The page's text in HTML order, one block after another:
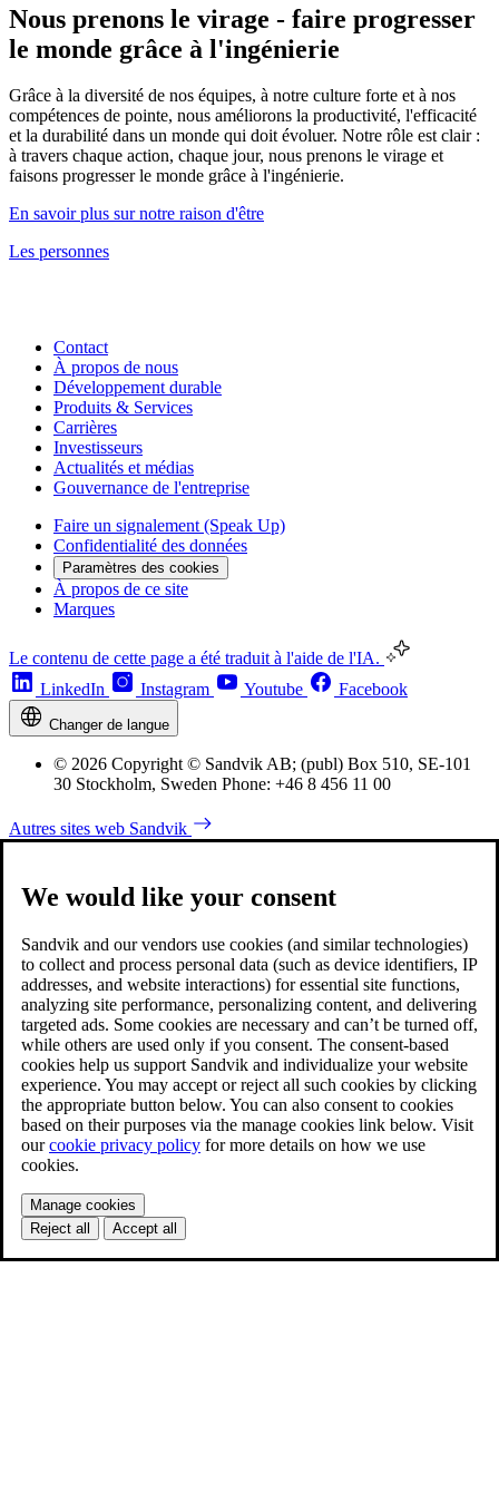
Nous prenons le virage - faire progresser
le monde grâce à l'ingénierie
Grâce à la diversité de nos équipes, à notre culture forte et à nos
compétences de pointe, nous améliorons la productivité, l'efficacité
et la durabilité dans un monde qui doit évoluer. Notre rôle est clair :
à travers chaque action, chaque jour, nous prenons le virage et
faisons progresser le monde grâce à l'ingénierie.
En savoir plus sur notre raison d'être
Les personnes
Contact
À propos de nous
Développement durable
Produits & Services
Carrières
Investisseurs
Actualités et médias
Gouvernance de l'entreprise
Faire un signalement (Speak Up)
Confidentialité des données
Paramètres des cookies
À propos de ce site
Marques
Le contenu de cette page a été traduit à l'aide de l'IA.
LinkedIn
Instagram Youtube Facebook
Changer de langue
© 2026 Copyright © Sandvik AB; (publ) Box 510, SE-101
30 Stockholm, Sweden Phone: +46 8 456 11 00
Autres sites web Sandvik
We would like your consent
Sandvik and our vendors use cookies (and similar technologies)
to collect and process personal data (such as device identifiers, IP
addresses, and website interactions) for essential site functions,
analyzing site performance, personalizing content, and delivering
targeted ads. Some cookies are necessary and can’t be turned off,
while others are used only if you consent. The consent-based
cookies help us support Sandvik and individualize your website
experience. You may accept or reject all such cookies by clicking
the appropriate button below. You can also consent to cookies
based on their purposes via the manage cookies link below. Visit
ourcookie privacy policy for more details on how we use
cookies.
Manage cookies
Reject all
Accept all